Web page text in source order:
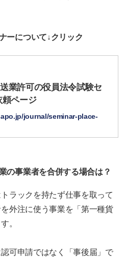
ーについて↓クリック
業許可の役員法令試験セ
頼ページ
journal/seminar-place-
の事業者を合併する場合は？
ラックを持たず仕事を取って
外注に使う事業を「第一種貨
。
可申請ではなく「事後届」で